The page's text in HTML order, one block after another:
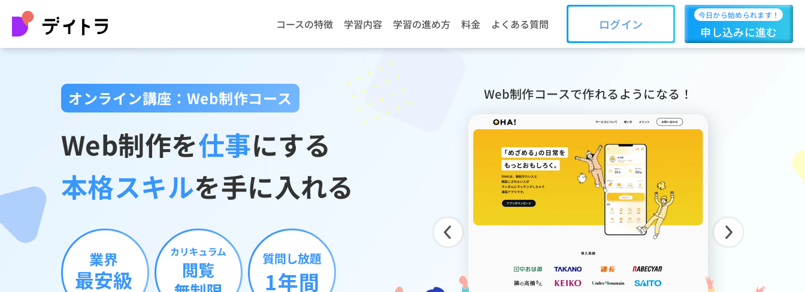
コースの特徴 学習内容 学習の進め方 料金 よくある質問 ログイン
今日から始められます！
申し込みに進む
オンライン講座：Web制作コース
Web制作を仕事にする
本格スキルを手に入れる
Web制作コースで作れるようになる！